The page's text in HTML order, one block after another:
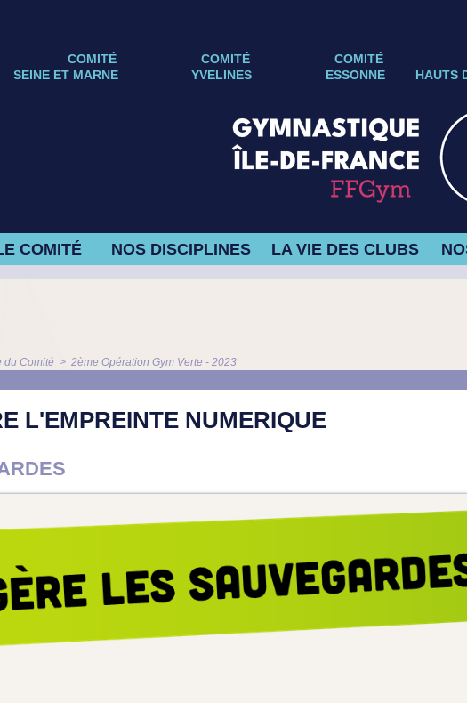
COMITÉ
COMITÉ
COMITÉ
HAUTS
ESSONNE
YVELINES
SEINE ET MARNE
COMITÉ NOS DISCIPLINES LA VIE DES CLUBS
du Comité > 2ème Opération Gym Verte - 2023
L'EMPREINTE NUMERIQUE